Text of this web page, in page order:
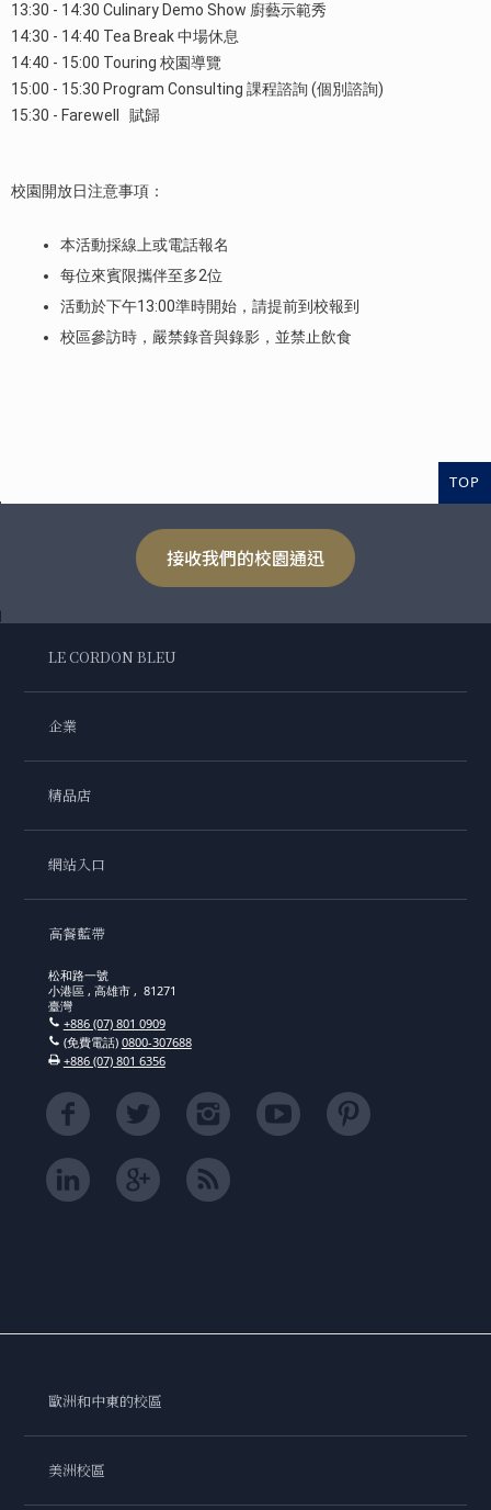
13:30 - 14:30 Culinary Demo Show 廚藝示範秀
14:30 - 14:40 Tea Break 中場休息
14:40 - 15:00 Touring 校園導覽
15:00 - 15:30 Program Consulting 課程諮詢 (個別諮詢)
15:30 - Farewell 賦歸
校園開放日注意事項：
本活動採線上或電話報名
每位來賓限攜伴至多2位
活動於下午13:00準時開始，請提前到校報到
校區參訪時，嚴禁錄音與錄影，並禁止飲食
TOP
接收我們的校園通迅
LE CORDON BLEU
企業
精品店
網站入口
高餐藍帶
松和路一號
小港區 , 高雄市 , 81271
臺灣
+886 (07) 801 0909
(免費電話) 0800-307688
+886 (07) 801 6356
歐洲和中東的校區
美洲校區